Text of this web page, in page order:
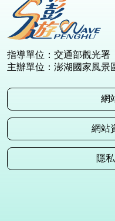
指導單位：交通部觀光署
主辦單位：澎湖國家風景
網
網站
隱